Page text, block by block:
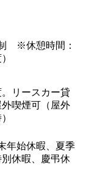
※休憩時間：
リースカー貸
喫煙可（屋外
年始休暇、夏季
休暇、慶弔休